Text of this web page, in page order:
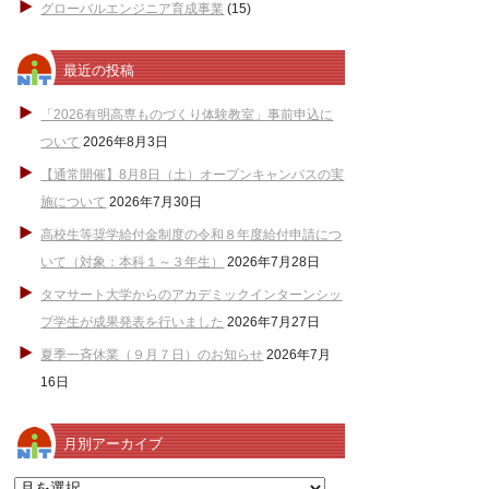
グローバルエンジニア育成事業 (15)
最近の投稿
「2026有明高専ものづくり体験教室」事前申込に
ついて 2026年8月3日
【通常開催】8月8日（土）オープンキャンパスの実
施について 2026年7月30日
高校生等奨学給付金制度の令和８年度給付申請につ
いて（対象：本科１～３年生）
2026年7月28日
タマサート大学からのアカデミックインターンシッ
プ学生が成果発表を行いました 2026年7月27日
夏季一斉休業（９月７日）のお知らせ 2026年7月
16日
月別アーカイブ